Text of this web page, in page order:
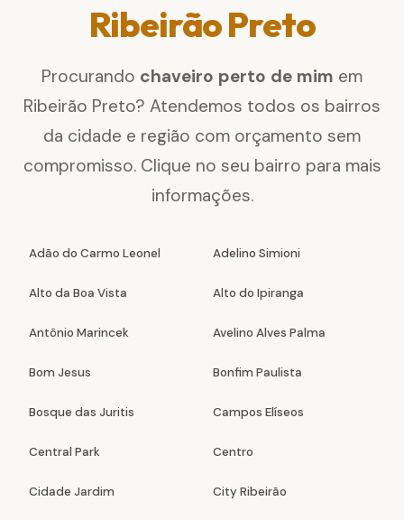
Ribeirão Preto
Procurando chaveiro perto de mim em
Ribeirão Preto? Atendemos todos os bairros
da cidade e região com orçamento sem
compromisso. Clique no seu bairro para mais
informações.
Adão do Carmo Leonel Adelino Simioni
Alto da Boa Vista Alto do Ipiranga
Antônio Marincek Avelino Alves Palma
Bom Jesus Bonfim Paulista
Bosque das Juritis Campos Elíseos
Central Park Centro
Cidade Jardim City Ribeirão